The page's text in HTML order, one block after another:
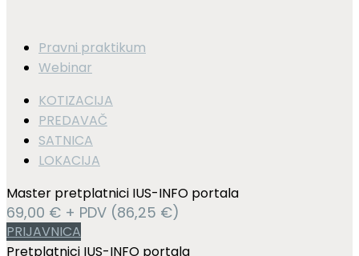
Pravni praktikum
Webinar
KOTIZACIJA
PREDAVAČ
SATNICA
LOKACIJA
Master pretplatnici IUS-INFO portala
69,00 € + PDV (86,25 €)
PRIJAVNICA
Pretplatnici IUS-INFO portala